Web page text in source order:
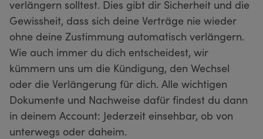
verlängern solltest. Dies gibt dir Sicherheit und die
Gewissheit, dass sich deine Verträge nie wieder
ohne deine Zustimmung automatisch verlängern.
Wie auch immer du dich entscheidest, wir
kümmern uns um die Kündigung, den Wechsel
oder die Verlängerung für dich. Alle wichtigen
Dokumente und Nachweise dafür findest du dann
in deinem Account: Jederzeit einsehbar, ob von
unterwegs oder daheim.